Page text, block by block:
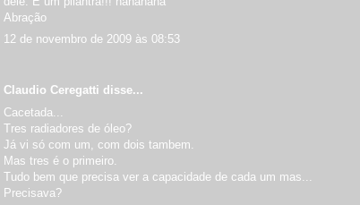
Abração
12 de novembro de 2009 às 08:53
Claudio Ceregatti disse...
Cacetada...
Tres radiadores de óleo?
Já vi só com um, com dois tambem.
Mas tres é o primeiro.
Tudo bem que precisa ver a capacidade de cada um mas...
Precisava?